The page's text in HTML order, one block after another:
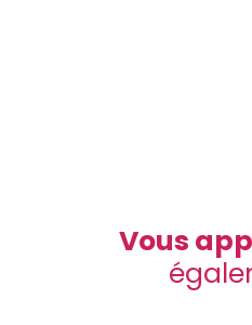
Vous